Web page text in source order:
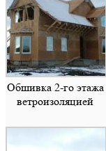
Обшивка 2-го этажа
ветроизоляцией